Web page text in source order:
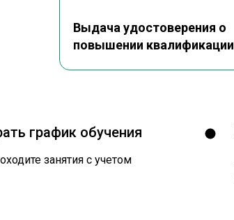
Выдача удостоверения о
повышении квалификации
график обучения
занятия с учетом